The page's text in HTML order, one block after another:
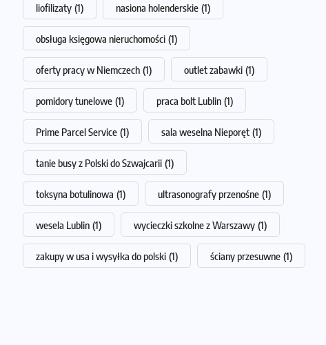
liofilizaty (1) nasiona holenderskie (1)
obsługa księgowa nieruchomości (1)
oferty pracy w Niemczech (1) outlet zabawki (1)
pomidory tunelowe (1) praca bolt Lublin (1)
Prime Parcel Service (1) sala weselna Nieporęt (1)
tanie busy z Polski do Szwajcarii (1)
toksyna botulinowa (1) ultrasonografy przenośne (1)
wesela Lublin (1) wycieczki szkolne z Warszawy (1)
zakupy w usa i wysyłka do polski (1) ściany przesuwne (1)